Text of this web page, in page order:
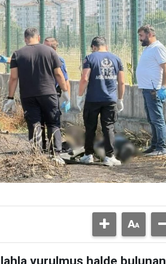
vurulmuş halde bulunan